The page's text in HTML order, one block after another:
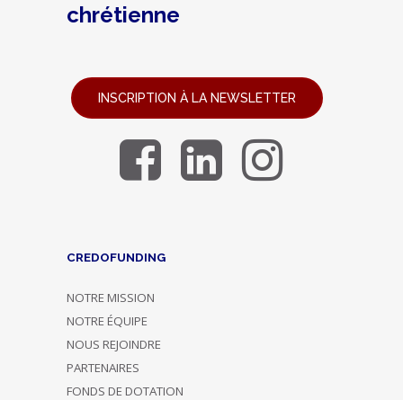
chrétienne
INSCRIPTION À LA NEWSLETTER
CREDOFUNDING
NOTRE MISSION
NOTRE ÉQUIPE
NOUS REJOINDRE
PARTENAIRES
FONDS DE DOTATION